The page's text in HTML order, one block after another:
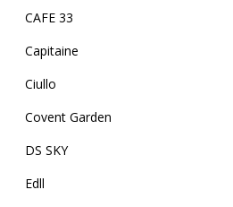
CAFE 33
Capitaine
Ciullo
Covent Garden
DS SKY
Edll